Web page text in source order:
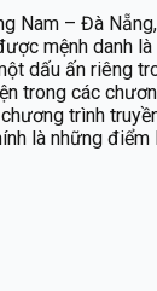
Nam – Đà
mệnh danh là
dấu ấn riêng
trong các
trình
là những